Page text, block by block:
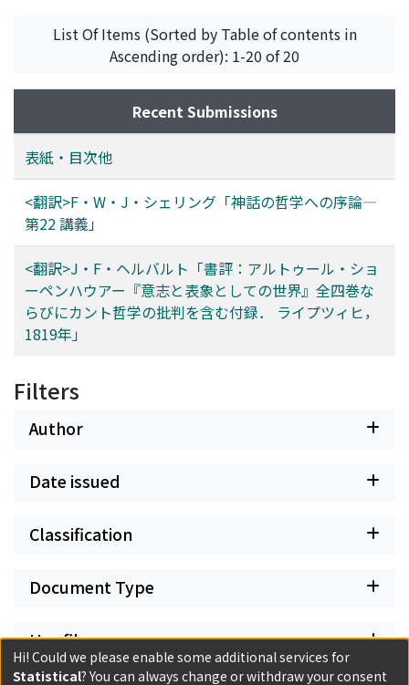
List Of Items (Sorted by Table of contents in
Ascending order): 1-20 of 20
Recent Submissions
表紙・目次他
<翻訳>F・W・J・シェリング「神話の哲学への序論―
第22 講義」
<翻訳>J・F・ヘルバルト「書評：アルトゥール・ショ
ーペンハウアー『意志と表象としての世界』全四巻な
らびにカント哲学の批判を含む付録． ライプツィヒ，
1819年」
Filters
Author
Date issued
Classification
Document Type
Has files
Hi! Could we please enable some additional services for
Statistical? You can always change or withdraw your consent